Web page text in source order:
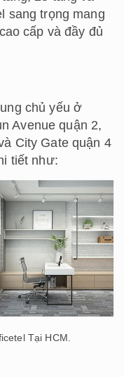
sang trọng mang
cấp và đầy đủ
chủ yếu ở
Avenue quận 2,
City Gate quận 4
tiết như:
Tại HCM.